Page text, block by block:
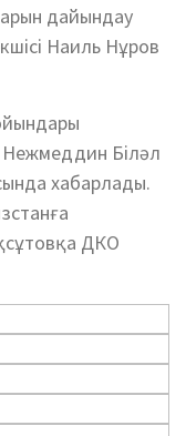
дайындау
Наиль Нұров
Біләл
хабарлады.
ДКО